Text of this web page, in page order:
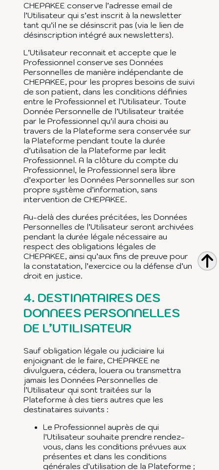
CHEPAKEE conserve l’adresse email de
l’Utilisateur qui s’est inscrit à la newsletter
tant qu’il ne se désinscrit pas (via le lien de
désinscription intégré aux newsletters).
L’Utilisateur reconnait et accepte que le
Professionnel conserve ses Données
Personnelles de manière indépendante de
CHEPAKEE, pour les propres besoins de suivi
de son patient, dans les conditions définies
entre le Professionnel et l’Utilisateur. Toute
Donnée Personnelle de l’Utilisateur traitée
par le Professionnel qu’il aura choisi au
travers de la Plateforme sera conservée sur
la Plateforme pendant toute la durée
d’utilisation de la Plateforme par ledit
Professionnel. A la clôture du compte du
Professionnel, le Professionnel sera libre
d’exporter les Données Personnelles sur son
propre système d’information, sans
intervention de CHEPAKEE.
Au-delà des durées précitées, les Données
Personnelles de l’Utilisateur seront archivées
pendant la durée légale nécessaire au
respect des obligations légales de
CHEPAKEE, ainsi qu’aux fins de preuve pour
la constatation, l’exercice ou la défense d’un
droit en justice.
4. DESTINATAIRES DES
DONNEES PERSONNELLES
DE L’UTILISATEUR
Sauf obligation légale ou judiciaire lui
enjoignant de le faire, CHEPAKEE ne
divulguera, cédera, louera ou transmettra
jamais les Données Personnelles de
l’Utilisateur qui sont traitées sur la
Plateforme à des tiers autres que les
destinataires suivants :
Le Professionnel auprès de qui
l’Utilisateur souhaite prendre rendez-
vous, dans les conditions prévues aux
présentes et dans les conditions
générales d’utilisation de la Plateforme ;